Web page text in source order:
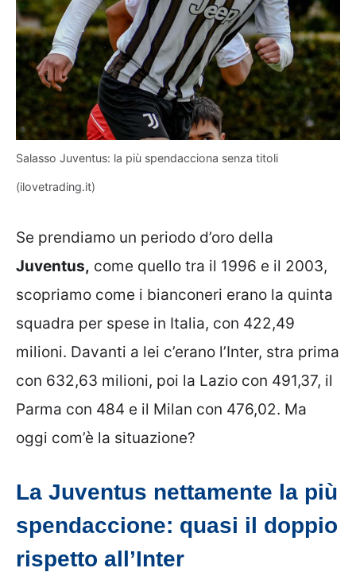
Salasso Juventus: la più spendacciona senza titoli
(ilovetrading.it)
Se prendiamo un periodo d’oro della
Juventus, come quello tra il 1996 e il 2003,
scopriamo come i bianconeri erano la quinta
squadra per spese in Italia, con 422,49
milioni. Davanti a lei c’erano l’Inter, stra prima
con 632,63 milioni, poi la Lazio con 491,37, il
Parma con 484 e il Milan con 476,02. Ma
oggi com’è la situazione?
La Juventus nettamente la più
spendaccione: quasi il doppio
rispetto all’Inter